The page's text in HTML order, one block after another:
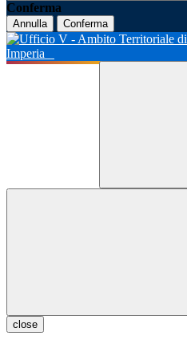
Conferma
Annulla Conferma
Imperia
close